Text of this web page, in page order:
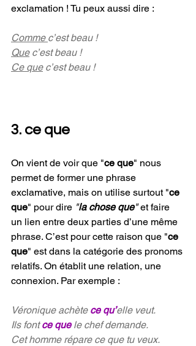
exclamation ! Tu peux aussi dire :
Comme c’est beau !
Que c’est beau !
Ce que c’est beau !
3. ce que
On vient de voir que "ce que" nous
permet de former une phrase
exclamative, mais on utilise surtout "ce
que" pour dire "la chose que" et faire
un lien entre deux parties d’une même
phrase. C’est pour cette raison que "ce
que" est dans la catégorie des pronoms
relatifs. On établit une relation, une
connexion. Par exemple :
Véronique achète ce qu’elle veut.
Ils font ce que le chef demande.
Cet homme répare ce que tu veux.